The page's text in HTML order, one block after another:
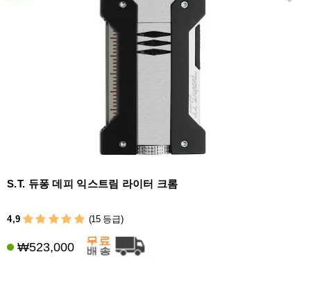
S.T. 듀퐁 데피 익스트림 라이터 크롬
4,9 (15 등급)
₩523,000